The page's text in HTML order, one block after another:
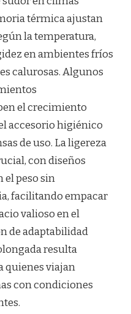
térmica ajustan
la temperatura,
en ambientes fríos
calurosas. Algunos
el crecimiento
accesorio higiénico
de uso. La ligereza
con diseños
peso sin
facilitando empacar
valioso en el
de adaptabilidad
resulta
quienes viajan
con condiciones